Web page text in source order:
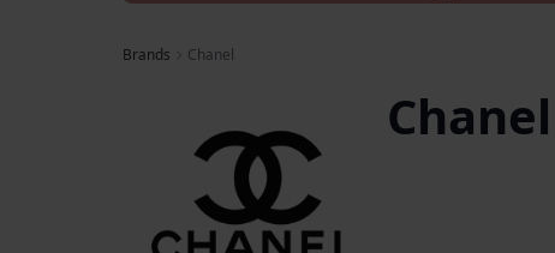
Brands Chanel
Chanel